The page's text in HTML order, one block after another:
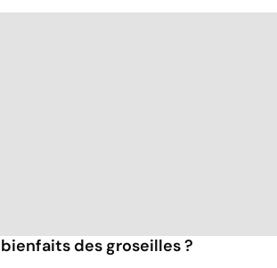
des groseilles ?